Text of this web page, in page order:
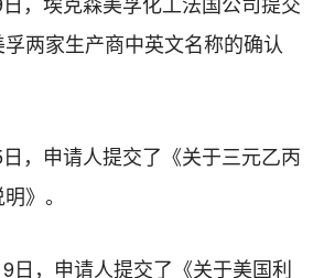
两家生产商中英文名称的确认
，申请人提交了《关于三元乙丙
》。
日，申请人提交了《关于美国利